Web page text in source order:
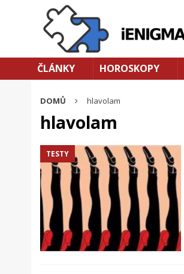
ČLÁNKY HOROSKOPY
DOMŮ hlavolam
hlavolam
TESTY